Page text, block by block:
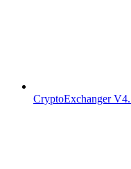
CryptoExchanger